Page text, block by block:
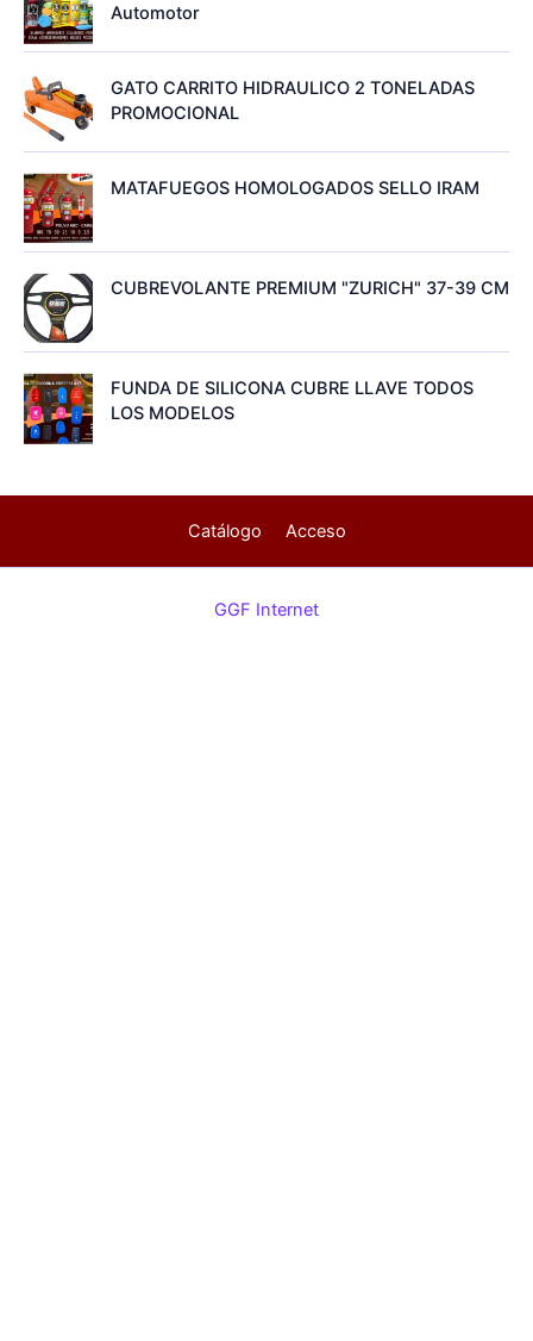
Automotor
GATO CARRITO HIDRAULICO 2 TONELADAS
PROMOCIONAL
MATAFUEGOS HOMOLOGADOS SELLO IRAM
CUBREVOLANTE PREMIUM "ZURICH" 37-39 CM
FUNDA DE SILICONA CUBRE LLAVE TODOS
LOS MODELOS
Catálogo Acceso
GGF Internet